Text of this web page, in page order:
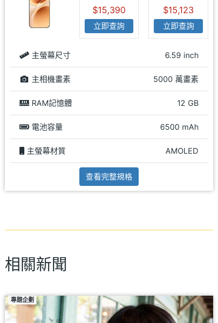
$15,390
立即查詢
$15,123
立即查詢
主螢幕尺寸 6.59 inch
主相機畫素 5000 萬畫素
RAM記憶體 12 GB
電池容量 6500 mAh
主螢幕材質 AMOLED
查看完整規格
相關新聞
專題企劃